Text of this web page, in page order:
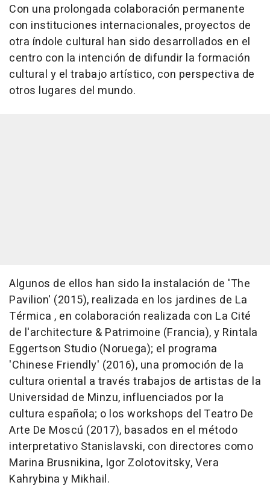
Con una prolongada colaboración permanente
con instituciones internacionales, proyectos de
otra índole cultural han sido desarrollados en el
centro con la intención de difundir la formación
cultural y el trabajo artístico, con perspectiva de
otros lugares del mundo.
Algunos de ellos han sido la instalación de 'The
Pavilion' (2015), realizada en los jardines de La
Térmica , en colaboración realizada con La Cité
de l'architecture & Patrimoine (Francia), y Rintala
Eggertson Studio (Noruega); el programa
'Chinese Friendly' (2016), una promoción de la
cultura oriental a través trabajos de artistas de la
Universidad de Minzu, influenciados por la
cultura española; o los workshops del Teatro De
Arte De Moscú (2017), basados en el método
interpretativo Stanislavski, con directores como
Marina Brusnikina, Igor Zolotovitsky, Vera
Kahrybina y Mikhail.